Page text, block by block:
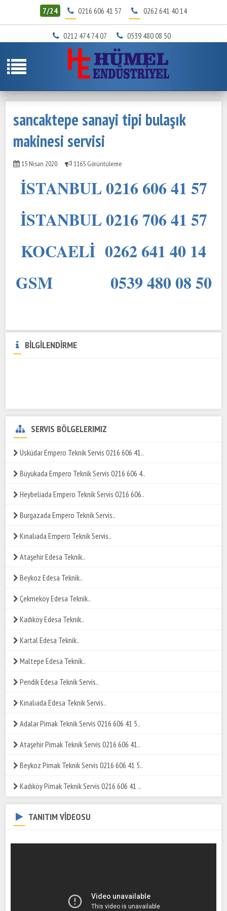
7/24 0216 606 41 57 0262 641 40 14
0212 474 74 07 0539 480 08 50
sancaktepe sanayi tipi bulaşık
makinesi servisi
15 Nisan 2020 1165 Görüntüleme
İSTANBUL 0216 606 41 57
İSTANBUL 0216 706 41 57
KOCAELİ 0262 641 40 14
GSM 0539 480 08 50
BİLGİLENDİRME
SERVIS BÖLGELERIMIZ
Üsküdar Empero Teknik Servis 0216 606 41..
Büyükada Empero Teknik Servis 0216 606 4..
Heybeliada Empero Teknik Servis 0216 606..
Burgazada Empero Teknik Servis..
Kınalıada Empero Teknik Servis..
Ataşehir Edesa Teknik..
Beykoz Edesa Teknik..
Çekmeköy Edesa Teknik..
Kadıköy Edesa Teknik..
Kartal Edesa Teknik..
Maltepe Edesa Teknik..
Pendik Edesa Teknik Servis..
Kınalıada Edesa Teknik Servis..
Adalar Pimak Teknik Servis 0216 606 41 5..
Ataşehir Pimak Teknik Servis 0216 606 41..
Beykoz Pimak Teknik Servis 0216 606 41 5..
Kadıköy Pimak Teknik Servis 0216 606 41 ..
TANITIM VİDEOSU